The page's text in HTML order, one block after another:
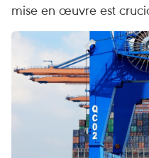
mise en œuvre est